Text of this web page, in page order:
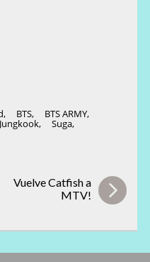
, BTS, BTS ARMY,
Jungkook, Suga,
Vuelve Catfish a
MTV!